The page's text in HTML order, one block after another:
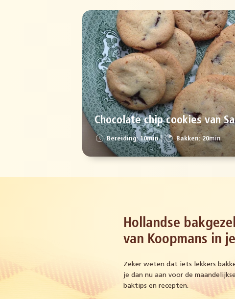
Chocolate chip cookies van
Bereiding: 10min Bakken: 20min
Hollandse
van Koopmans in
Zeker weten dat iets lekkers
je dan nu aan voor de
baktips en recepten.